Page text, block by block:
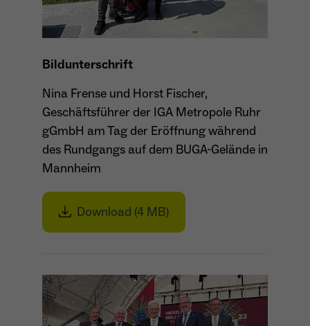
wiederkehrend ist.
Name _gcl_au
Laufzeit 4 Monate
Zweck
- Wird von Google Ads / Google Tag Manager
und Werbewirksamkeitsmessung - Hilft zu
verstehen, wie Nutzer mit Anzeigen
Name _fbp
Anbieter Meta Platforms Inc. (Facebook)
Bildunterschrift
Nina Frense und Horst Fischer,
Geschäftsführer der IGA Metropole Ruhr
gGmbH am Tag der Eröffnung während
des Rundgangs auf dem BUGA-Gelände in
Mannheim
Download (4 MB)